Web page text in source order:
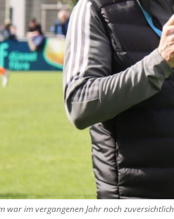
war im vergangenen Jahr noch